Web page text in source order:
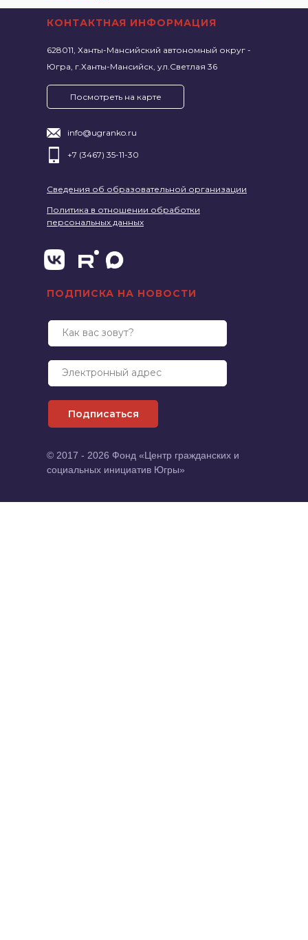
КОНТАКТНАЯ ИНФОРМАЦИЯ
628011, Ханты-Мансийский автономный округ -
Югра, г.Ханты-Мансийск, ул.Светлая 36
© 2017 - 2026 Фонд «Центр гражданских и
социальных инициатив Югры»
ПОДПИСКА НА НОВОСТИ
info@ugranko.ru
+7 (3467) 35-11-30
Как вас зовут?
Электронный адрес
Подписаться
Политика в отношении обработки
персональных данных
Сведения об образовательной организации
Посмотреть на карте